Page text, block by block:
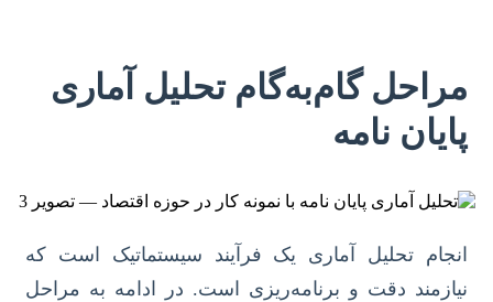
مراحل گام‌به‌گام تحلیل آماری
پایان نامه
انجام تحلیل آماری یک فرآیند سیستماتیک است که
نیازمند دقت و برنامه‌ریزی است. در ادامه به مراحل